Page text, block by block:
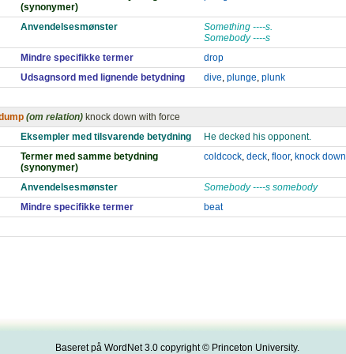
(synonymer)
Anvendelsesmønster
Something ----s.
Somebody ----s
Mindre specifikke termer
drop
Udsagnsord med lignende betydning
dive, plunge, plunk
(om relation) knock down with force
Eksempler med tilsvarende betydning
He decked his opponent.
Termer med samme betydning
(synonymer)
coldcock, deck, floor, knock down
Anvendelsesmønster
Somebody ----s somebody
Mindre specifikke termer
beat
Baseret på WordNet 3.0 copyright © Princeton University.